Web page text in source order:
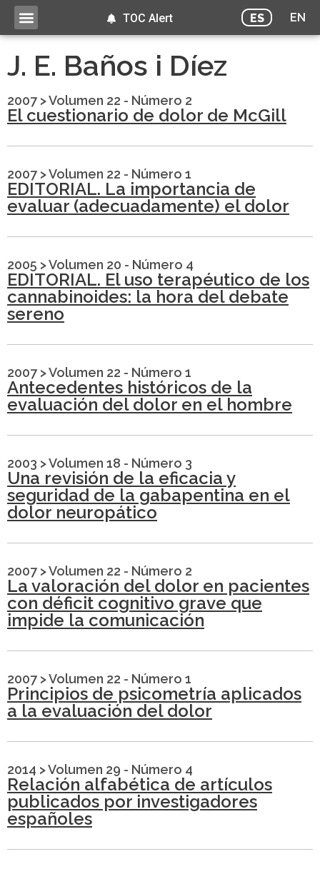
ES EN
TOC Alert
J. E. Baños i Díez
2007 >Volumen 22 - Número 2
El cuestionario de dolor de McGill
2007 >Volumen 22 - Número 1
EDITORIAL. La importancia de
evaluar (adecuadamente) el dolor
2005 >Volumen 20 - Número 4
EDITORIAL. El uso terapéutico de los
cannabinoides: la hora del debate
sereno
2007 >Volumen 22 - Número 1
Antecedentes históricos de la
evaluación del dolor en el hombre
2003 >Volumen 18 - Número 3
Una revisión de la eficacia y
seguridad de la gabapentina en el
dolor neuropático
2007 >Volumen 22 - Número 2
La valoración del dolor en pacientes
con déficit cognitivo grave que
impide la comunicación
2007 >Volumen 22 - Número 1
Principios de psicometría aplicados
a la evaluación del dolor
2014 >Volumen 29 - Número 4
Relación alfabética de artículos
publicados por investigadores
españoles